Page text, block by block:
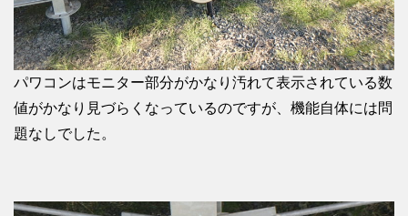
パワコンはモニター部分がかなり汚れて表示されている数
値がかなり見づらくなっているのですが、機能自体には問
題なしでした。